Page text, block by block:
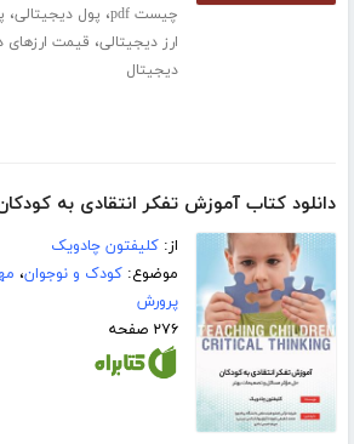
چیست pdf
، پول دیجیتالی،
ارز دیجیتالی، قیمت ارزهای
دیجیتال
دانلود کتاب آموزش تفکر انتقادی به
از:کلیفتون چادویک
موضوع:کودک و نوجوان،
پرورش
۲۷۶ صفحه